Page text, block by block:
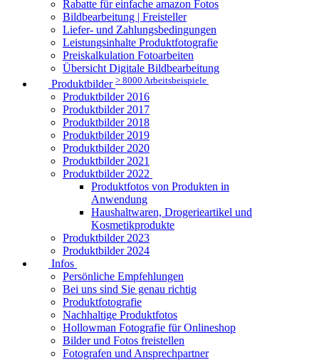
Rabatte für einfache amazon Fotos
Bildbearbeitung | Freisteller
Liefer- und Zahlungsbedingungen
Leistungsinhalte Produktfotografie
Preiskalkulation Fotoarbeiten
Übersicht Digitale Bildbearbeitung
Produktbilder > 8000 Arbeitsbeispiele
Produktbilder 2016
Produktbilder 2017
Produktbilder 2018
Produktbilder 2019
Produktbilder 2020
Produktbilder 2021
Produktbilder 2022
Produktfotos von Produkten in
Anwendung
Haushaltwaren, Drogerieartikel und
Kosmetikprodukte
Produktbilder 2023
Produktbilder 2024
Infos
Persönliche Empfehlungen
Bei uns sind Sie genau richtig
Produktfotografie
Nachhaltige Produktfotos
Hollowman Fotografie für Onlineshop
Bilder und Fotos freistellen
Fotografen und Ansprechpartner